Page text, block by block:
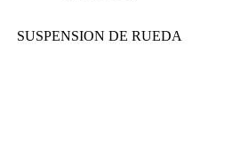
SUSPENSION DE RUEDA